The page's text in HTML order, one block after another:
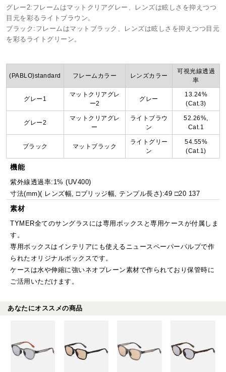
グレー2:フレームはマットクリアグレー、レンズは眩しさを抑えつつ
目元を彩るライトブラウン。
ブラック:フレームはマットブラック、レンズは眩しさを抑えつつ目元
を彩るライトグリーン。
(PABLO)standard フレームカラー レンズカラー
可視光線透過
率
グレー1
マットクリアグレ
ー2
グレー
13.24%
(Cat.3)
グレー2
マットクリアグレ
ー
ライトブラウ
ン
52.26%,
Cat.1
ブラック マットブラック
ライトグリー
ン
54.55%
(Cat.1)
機能
紫外線透過率:1% (UV400)
寸法(mm)( レンズ幅, □ブリッジ幅, テンプル長さ):49 □20 137
素材
TYMER全てのサングラスには専用ボックスと専用ケースが付属しま
す。
専用ボックスはインテリアにも使えるニュースペーパーパルプで作
られたオリジナルボックスです。
ケースは水や伸縮に強いネオプレーン素材で作られており保管時に
ご活用いただけます。
あなたにオススメの商品